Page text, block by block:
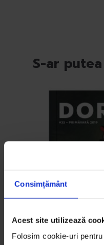
Consimțământ
Acest site utilizează
Folosim cookie-uri
S-ar